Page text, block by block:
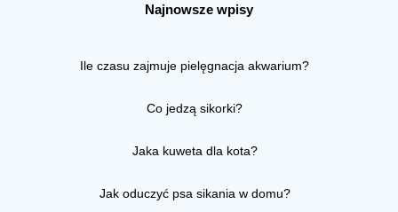
Najnowsze wpisy
Ile czasu zajmuje pielęgnacja akwarium?
Co jedzą sikorki?
Jaka kuweta dla kota?
Jak oduczyć psa sikania w domu?